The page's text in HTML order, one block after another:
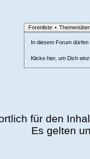
Forenliste •
In diesem Forum
Klicke hier, um Dich
für den
Es gelten